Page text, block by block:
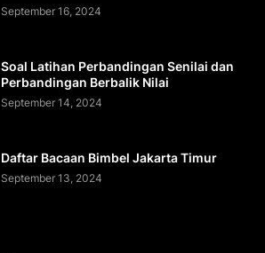
September 16, 2024
Soal Latihan Perbandingan Senilai dan
Perbandingan Berbalik Nilai
September 14, 2024
Daftar Bacaan Bimbel Jakarta Timur
September 13, 2024